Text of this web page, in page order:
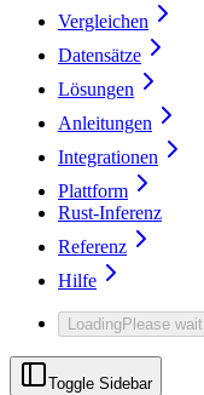
Vergleichen
Datensätze
Lösungen
Anleitungen
Integrationen
Plattform
Rust-Inferenz
Referenz
Hilfe
LoadingPlease wait
Toggle Sidebar